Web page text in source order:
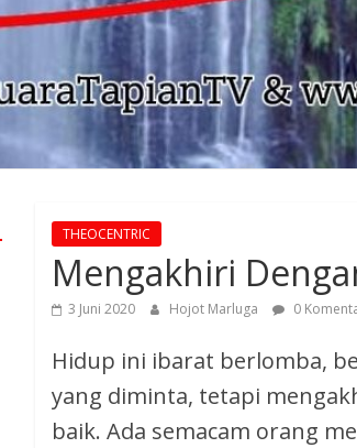
THEOCENTRIC
Mengakhiri
3 Juni 2020 Hojot Marluga 0
Hidup ini ibarat berlomba,
yang diminta, tetapi
baik. Ada semacam orang